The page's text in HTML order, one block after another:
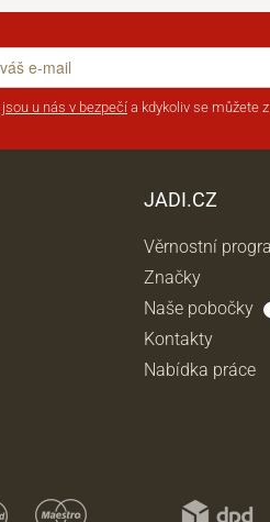
jsou u nás v bezpečía kdykoliv se můžete
JADI.CZ
Věrnostní
Značky
Naše pobočky
Kontakty
Nabídka práce